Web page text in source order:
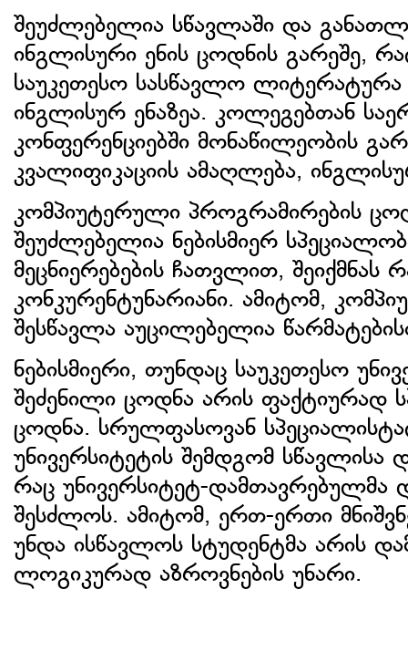
შეუძლებელია სწავლაში და
ინგლისური ენის ცოდნის გარეშე,
საუკეთესო სასწავლო
ინგლისურ ენაზეა. კოლეგებთან
კონფერენციებში მონაწილეობის
კვალიფიკაციის ამაღლება,
კომპიუტერული პროგრამირების
შეუძლებელია ნებისმიერ
მეცნიერებების ჩათვლით, შეიქმნას
კონკურენტუნარიანი. ამიტომ,
შესწავლა აუცილებელია
ნებისმიერი, თუნდაც საუკეთესო
შეძენილი ცოდნა არის ფაქტიურად
ცოდნა. სრულფასოვან
უნივერსიტეტის შემდგომ სწავლისა
რაც უნივერსიტეტ-
შესძლოს. ამიტომ, ერთ-ერთი
უნდა ისწავლოს სტუდენტმა არის
ლოგიკურად აზროვნების უნარი.